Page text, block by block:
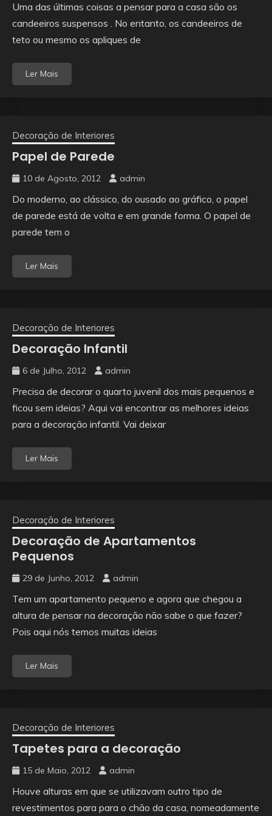
Uma das últimas coisas a pensar para a casa são os
candeeiros suspensos . No entanto, os candeeiros de
teto ou mesmo os apliques de
Ler Mais
Decoração de Interiores
Papel de Parede
10 de Agosto, 2012 admin
Do moderno, ao clássico, do ousado ao gráfico, o papel
de parede está de volta e em grande forma. O papel de
parede tem o
Ler Mais
Decoração de Interiores
Decoração Infantil
6 de Julho, 2012 admin
Precisa de decorar o quarto juvenil dos mais pequenos e
ficou sem ideias? Aqui vai encontrar as melhores ideias
para a decoração infantil. Vai deixar
Ler Mais
Decoração de Interiores
Decoração de Apartamentos
Pequenos
29 de Junho, 2012 admin
Tem um apartamento pequeno e agora que chegou a
altura de pensar na decoração não sabe o que fazer?
Pois aqui nós temos muitas ideias
Ler Mais
Decoração de Interiores
Tapetes para a decoração
15 de Maio, 2012 admin
Houve alturas em que se utilizavam outro tipo de
revestimentos para para o chão da casa, nomeadamente